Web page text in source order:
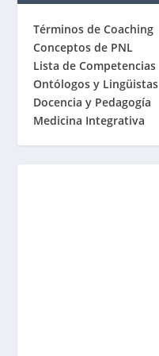
Términos de Coaching
Conceptos de PNL
Lista de Competencias
Ontólogos y Lingüistas
Docencia y Pedagogía
Medicina Integrativa